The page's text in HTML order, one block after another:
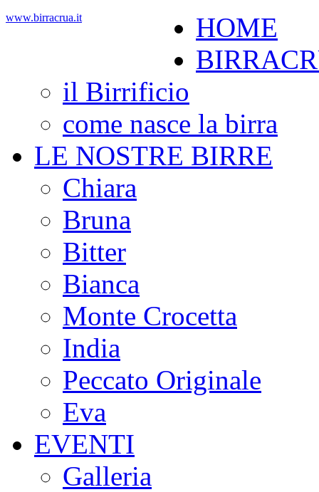
www.birracrua.it
HOME
il Birrificio
come nasce la birra
LE NOSTRE BIRRE
Chiara
Bruna
Bitter
Bianca
Monte Crocetta
India
Peccato Originale
Eva
EVENTI
Galleria